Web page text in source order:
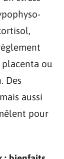
ou
Des
aussi
pour